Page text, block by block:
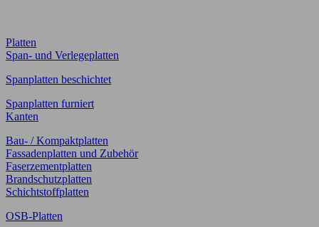
Platten
Span- und Verlegeplatten
Spanplatten beschichtet
Spanplatten furniert
Kanten
Bau- / Kompaktplatten
Fassadenplatten und Zubehör
Faserzementplatten
Brandschutzplatten
Schichtstoffplatten
OSB-Platten